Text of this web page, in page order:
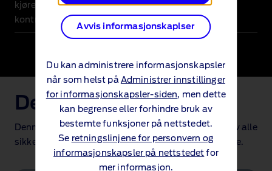
Avvis informasjonskaplser
Du kan administrere informasjonskapsler
når som helst på Administrer innstillinger
for informasjonskapsler-siden, men dette
kan begrense eller forhindre bruk av
bestemte funksjoner på nettstedet.
Se retningslinjene for personvern og
informasjonskapsler på nettstedet for
mer informasjon.
kjørekomfort, og med iøynefallende blå
kontrastsømmer som viser logoen.
Det ligger i detaljene
Denne innovative nye konfigurasjonen nyter godt av alle
sikkerhetsfordelene til en solid skillevegg i full høyde.